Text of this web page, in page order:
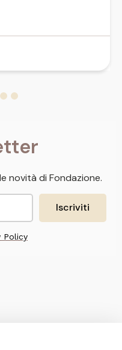
novità di Fondazione.
Policy
Iscriviti